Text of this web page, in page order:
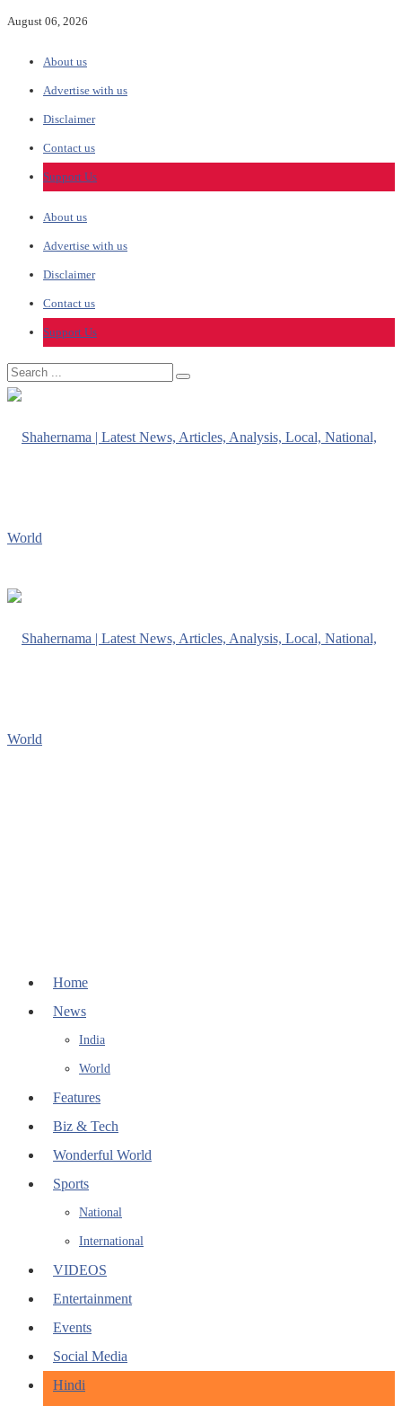
August 06, 2026
About us
Advertise with us
Disclaimer
Contact us
Support Us
About us
Advertise with us
Disclaimer
Contact us
Support Us
Home
News
India
World
Features
Biz & Tech
Wonderful World
Sports
National
International
VIDEOS
Entertainment
Events
Social Media
Hindi